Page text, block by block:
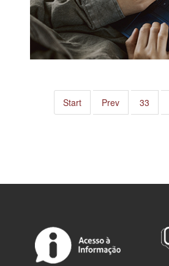
Start
Prev 33